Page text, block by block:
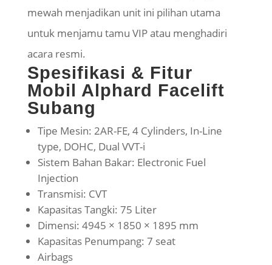
mewah menjadikan unit ini pilihan utama
untuk menjamu tamu VIP atau menghadiri
acara resmi.
Spesifikasi & Fitur
Mobil Alphard Facelift
Subang
Tipe Mesin: 2AR-FE, 4 Cylinders, In-Line
type, DOHC, Dual VVT-i
Sistem Bahan Bakar: Electronic Fuel
Injection
Transmisi: CVT
Kapasitas Tangki: 75 Liter
Dimensi: 4945 × 1850 × 1895 mm
Kapasitas Penumpang: 7 seat
Airbags